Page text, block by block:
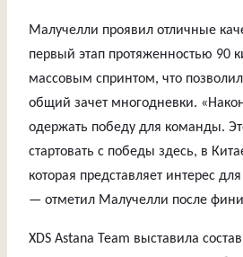
Малучелли проявил отличные
первый этап протяженностью 90
массовым спринтом, что
общий зачет многодневки.
одержать победу для команды.
стартовать с победы здесь, в
которая представляет интерес
— отметил Малучелли после
XDS Astana Team выставила